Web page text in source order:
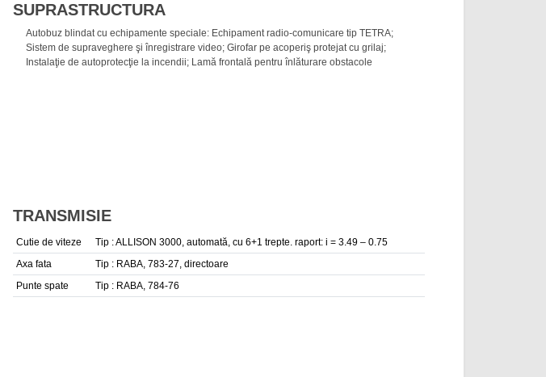
SUPRASTRUCTURA
Autobuz blindat cu echipamente speciale: Echipament radio-comunicare tip TETRA;
Sistem de supraveghere şi înregistrare video; Girofar pe acoperiş protejat cu grilaj;
Instalaţie de autoprotecţie la incendii; Lamă frontală pentru înlăturare obstacole
TRANSMISIE
Cutie de viteze
Tip : ALLISON 3000, automată, cu 6+1 trepte. raport: i = 3.49 – 0.75
Axa fata
Tip : RABA, 783-27, directoare
Punte spate
Tip : RABA, 784-76